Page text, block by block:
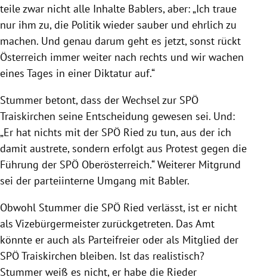
teile zwar nicht alle Inhalte Bablers, aber: „Ich traue
nur ihm zu, die Politik wieder sauber und ehrlich zu
machen. Und genau darum geht es jetzt, sonst rückt
Österreich immer weiter nach rechts und wir wachen
eines Tages in einer Diktatur auf.“
Stummer betont, dass der Wechsel zur SPÖ
Traiskirchen seine Entscheidung gewesen sei. Und:
„Er hat nichts mit der SPÖ Ried zu tun, aus der ich
damit austrete, sondern erfolgt aus Protest gegen die
Führung der SPÖ Oberösterreich.“ Weiterer Mitgrund
sei der parteiinterne Umgang mit Babler.
Obwohl Stummer die SPÖ Ried verlässt, ist er nicht
als Vizebürgermeister zurückgetreten. Das Amt
könnte er auch als Parteifreier oder als Mitglied der
SPÖ Traiskirchen bleiben. Ist das realistisch?
Stummer weiß es nicht, er habe die Rieder